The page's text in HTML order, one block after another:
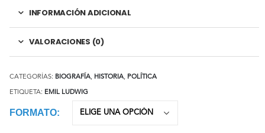
INFORMACIÓN ADICIONAL
VALORACIONES (0)
CATEGORÍAS: BIOGRAFÍA, HISTORIA, POLÍTICA
ETIQUETA: EMIL LUDWIG
FORMATO